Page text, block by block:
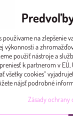
používame na zlepšenie
výkonnosti a
použiť nástroje a
k partnerom v
všetky cookies“
nájsť podrobné
Zásady ochrany